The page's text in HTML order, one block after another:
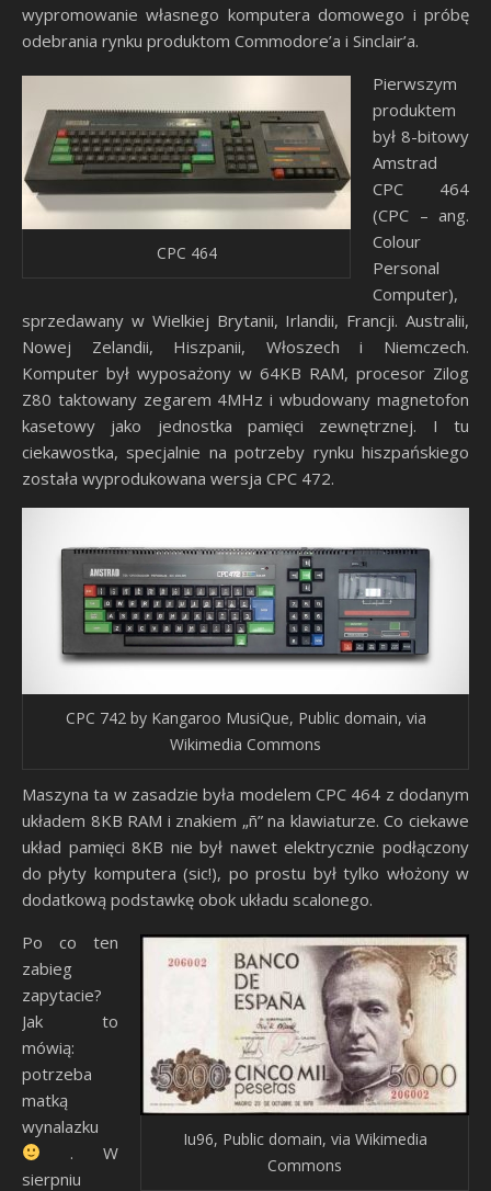
wypromowanie własnego komputera domowego i próbę
odebrania rynku produktom Commodore’a i Sinclair’a.
CPC 464
Pierwszym
produktem
był 8-bitowy
Amstrad
CPC 464
(CPC – ang.
Colour
Personal
Computer),
sprzedawany w Wielkiej Brytanii, Irlandii, Francji. Australii,
Nowej Zelandii, Hiszpanii, Włoszech i Niemczech.
Komputer był wyposażony w 64KB RAM, procesor Zilog
Z80 taktowany zegarem 4MHz i wbudowany magnetofon
kasetowy jako jednostka pamięci zewnętrznej. I tu
ciekawostka, specjalnie na potrzeby rynku hiszpańskiego
została wyprodukowana wersja CPC 472.
CPC 742 by Kangaroo MusiQue, Public domain, via
Wikimedia Commons
Maszyna ta w zasadzie była modelem CPC 464 z dodanym
układem 8KB RAM i znakiem „ñ” na klawiaturze. Co ciekawe
układ pamięci 8KB nie był nawet elektrycznie podłączony
do płyty komputera (sic!), po prostu był tylko włożony w
dodatkową podstawkę obok układu scalonego.
Iu96, Public domain, via Wikimedia
Commons
Po co ten
zabieg
zapytacie?
Jak to
mówią:
potrzeba
matką
wynalazku
. W
sierpniu